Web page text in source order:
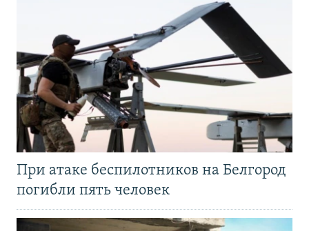
При атаке беспилотников на Белгород
погибли пять человек